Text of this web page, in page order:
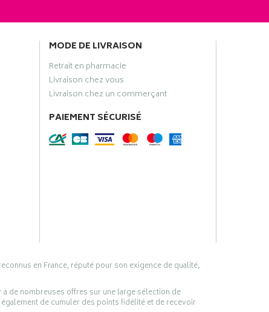
MODE DE LIVRAISON
Retrait en pharmacie
Livraison chez vous
Livraison chez un commerçant
PAIEMENT SÉCURISÉ
en France, réputé pour son exigence de qualité,
de nombreuses offres sur une large sélection de
de cumuler des points fidélité et de recevoir